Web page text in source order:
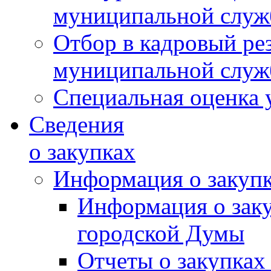
муниципальной
Отбор в кадровый
муниципальной
Специальная оценка
Сведения
о закупках
Информация о
Информация о
городской Думы
Отчеты о